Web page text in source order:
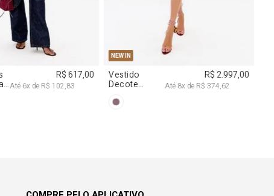
R$ 1.297,00
Até8x deR$ 162,12
NEW IN
Calça Reta
Com Linho
R$ 863,00
Até 8x deR$ 107,87